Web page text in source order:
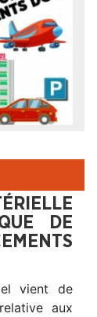
DE
vient de
aux